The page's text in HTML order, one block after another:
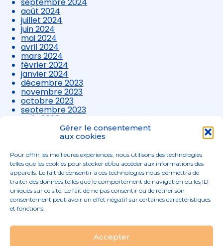
Gérer le consentement
aux cookies
Pour offrir les meilleures expériences, nous utilisons des technologies
telles que les cookies pour stocker et/ou accéder aux informations des
appareils. Le fait de consentir à ces technologies nous permettra de
traiter des données telles que le comportement de navigation ou les ID
uniques sur ce site. Le fait de ne pas consentir ou de retirer son
consentement peut avoir un effet négatif sur certaines caractéristiques
et fonctions.
Accepter
septembre 2024
août 2024
juillet 2024
juin 2024
mai 2024
avril 2024
mars 2024
février 2024
janvier 2024
décembre 2023
novembre 2023
octobre 2023
septembre 2023
août 2023
juillet 2023
avril 2023
mars 2023
02 96 52 68 68